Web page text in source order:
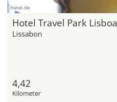
hotel.de
Hotel Travel Park Lisboa
Lissabon
4,42
Kilometer